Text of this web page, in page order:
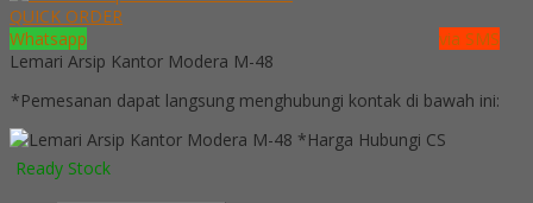
QUICK ORDER
Whatsapp
via SMS
Lemari Arsip Kantor Modera M-48
*Pemesanan dapat langsung menghubungi kontak di bawah ini:
*Harga Hubungi CS
Ready Stock